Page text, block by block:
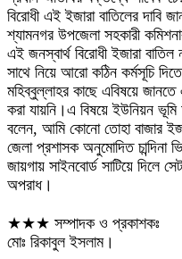
বিরোধী এই ইজারা বাতিলের দাবি
শ্যামনগর উপজেলা সহকারী
এই জনস্বার্থ বিরোধী ইজারা বাতিল
সাথে নিয়ে আরো কঠিন কর্মসূচি
মহিব্বুল্লাহর কাছে এবিষয়ে
করা যায়নি।এ বিষয়ে ইউনিয়ন
বলেন, আমি কোনো তোহা বাজার
জেলা প্রশাসক অনুমোদিত চান্দিনা
জায়গায় সাইনবোর্ড সাটিয়ে দিলে
অপরাধ।
★★★ সম্পাদক ও প্রকাশকঃ
মোঃ রিকাবুল ইসলাম।